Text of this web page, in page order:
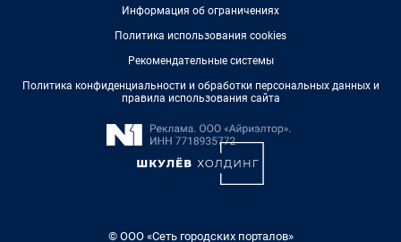
Информация об ограничениях
Политика использования cookies
Рекомендательные системы
Политика конфиденциальности и обработки персональных данных и
правила использования сайта
© ООО «Сеть городских порталов»